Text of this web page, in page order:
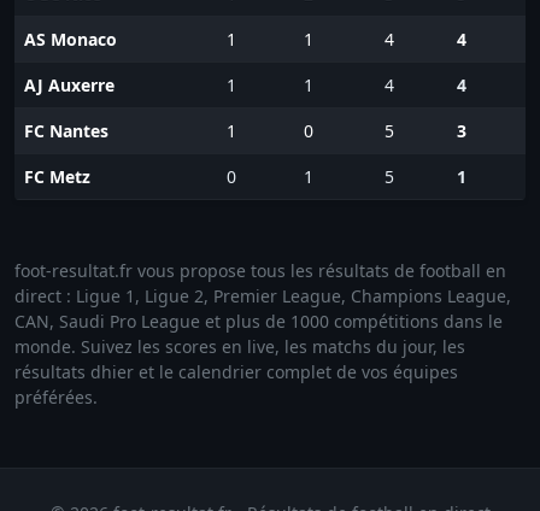
AS Monaco
1 1 4
4
AJ Auxerre
1 1 4
4
FC Nantes
1 0 5
3
FC Metz
0 1 5 1
foot-resultat.fr vous propose tous les résultats de football en
direct : Ligue 1, Ligue 2, Premier League, Champions League,
CAN, Saudi Pro League et plus de 1000 compétitions dans le
monde. Suivez les scores en live, les matchs du jour, les
résultats dhier et le calendrier complet de vos équipes
préférées.